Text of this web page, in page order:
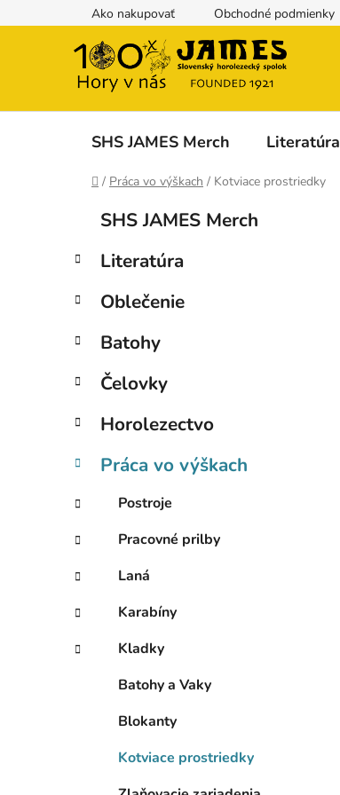
na
Ako nakupovať Obchodné podmienky
SHS JAMES Merch Literatúra
Domov
/ Práca vo výškach / Kotviace prostriedky
č
ý
a
n
e
l
Preskočiť
kategórie
e
ó
i
SHS JAMES Merch
Literatúra
Oblečenie
Batohy
Čelovky
Horolezectvo
Práca vo výškach
Postroje
Pracovné prilby
Laná
Karabíny
Kladky
Batohy a Vaky
Blokanty
Kotviace prostriedky